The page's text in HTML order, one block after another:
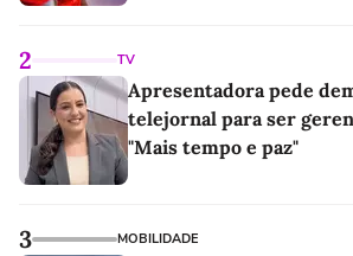
2 TV
Apresentadora pede
telejornal para ser
"Mais tempo e paz"
3 MOBILIDADE